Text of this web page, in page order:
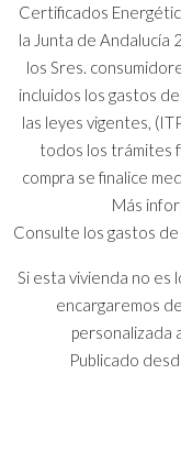
Certificados
la Junta de
los Sres.
incluidos los gastos
las leyes vigentes,
todos los trámites
compra se finalice
Más
Consulte los gastos
Si esta vivienda no es
encargaremos
personalizada
Publicado